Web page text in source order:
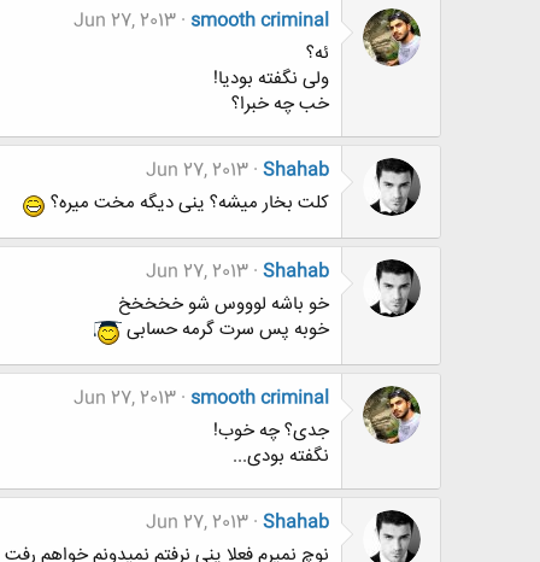
smooth criminal
Jun 27, 2013
ئه؟
ولی نگفته بودیا!
خب چه خبرا؟
Shahab
Jun 27, 2013
کلت بخار میشه؟ ینی دیگه مخت میره؟
Shahab
Jun 27, 2013
خو باشه لوووس شو خخخخخ
خوبه پس سرت گرمه حسابی
smooth criminal
Jun 27, 2013
جدی؟ چه خوب!
نگفته بودی...
Shahab
Jun 27, 2013
نوچ نمیرم فعلا ینی نرفتم نمیدونم خواهم